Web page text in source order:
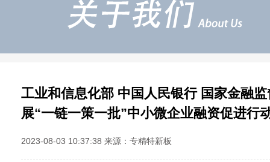
工业和信息化部 中国人民银行 国家金融
展“一链一策一批”中小微企业融资促进行
2023-08-03 10:37:38 来源：专精特新板